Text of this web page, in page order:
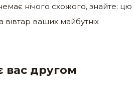
нічого схожого, знайте: цю
вівтар ваших майбутніх
вас другом